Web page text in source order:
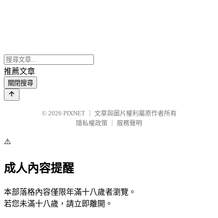
推薦文章
關閉搜尋
© 2026 PIXNET
文章與圖片權利屬原作者所有
隱私權政策
服務聲明
⚠️
成人內容提醒
本部落格內容僅限年滿十八歲者瀏覽。
若您未滿十八歲，請立即離開。